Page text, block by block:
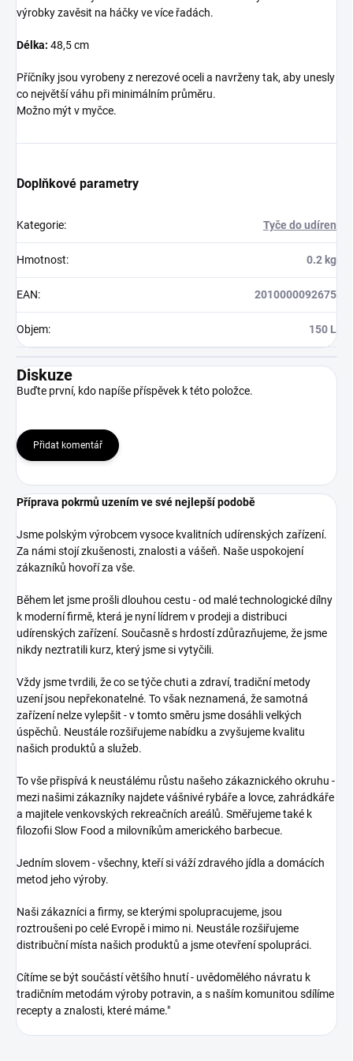
výrobky zavěsit na háčky ve více řadách.
Délka: 48,5 cm
Příčníky jsou vyrobeny z nerezové oceli a navrženy tak, aby unesly
co největší váhu při minimálním průměru.
Možno mýt v myčce.
Doplňkové parametry
Kategorie: Tyče do udíren
Hmotnost: 0.2 kg
EAN: 2010000092675
Objem: 150 L
Diskuze
Buďte první, kdo napíše příspěvek k této položce.
Přidat komentář
Příprava pokrmů uzením ve své nejlepší podobě
Jsme polským výrobcem vysoce kvalitních udírenských zařízení.
Za námi stojí zkušenosti, znalosti a vášeň. Naše uspokojení
zákazníků hovoří za vše.
Během let jsme prošli dlouhou cestu - od malé technologické dílny
k moderní firmě, která je nyní lídrem v prodeji a distribuci
udírenských zařízení. Současně s hrdostí zdůrazňujeme, že jsme
nikdy neztratili kurz, který jsme si vytyčili.
Vždy jsme tvrdili, že co se týče chuti a zdraví, tradiční metody
uzení jsou nepřekonatelné. To však neznamená, že samotná
zařízení nelze vylepšit - v tomto směru jsme dosáhli velkých
úspěchů. Neustále rozšiřujeme nabídku a zvyšujeme kvalitu
našich produktů a služeb.
To vše přispívá k neustálému růstu našeho zákaznického okruhu -
mezi našimi zákazníky najdete vášnivé rybáře a lovce, zahrádkáře
a majitele venkovských rekreačních areálů. Směřujeme také k
filozofii Slow Food a milovníkům amerického barbecue.
Jedním slovem - všechny, kteří si váží zdravého jídla a domácích
metod jeho výroby.
Naši zákazníci a firmy, se kterými spolupracujeme, jsou
roztroušeni po celé Evropě i mimo ni. Neustále rozšiřujeme
distribuční místa našich produktů a jsme otevření spolupráci.
Cítíme se být součástí většího hnutí - uvědomělého návratu k
tradičním metodám výroby potravin, a s naším komunitou sdílíme
recepty a znalosti, které máme."